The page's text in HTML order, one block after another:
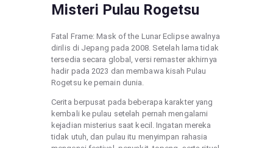
Misteri Pulau Rogetsu
Fatal Frame: Mask of the Lunar Eclipse awalnya
dirilis di Jepang pada 2008. Setelah lama tidak
tersedia secara global, versi remaster akhirnya
hadir pada 2023 dan membawa kisah Pulau
Rogetsu ke pemain dunia.
Cerita berpusat pada beberapa karakter yang
kembali ke pulau setelah pernah mengalami
kejadian misterius saat kecil. Ingatan mereka
tidak utuh, dan pulau itu menyimpan rahasia